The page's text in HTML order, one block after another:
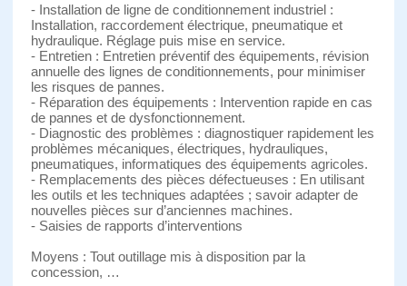
- Installation de ligne de conditionnement industriel :
Installation, raccordement électrique, pneumatique et
hydraulique. Réglage puis mise en service.
- Entretien : Entretien préventif des équipements, révision
annuelle des lignes de conditionnements, pour minimiser
les risques de pannes.
- Réparation des équipements : Intervention rapide en cas
de pannes et de dysfonctionnement.
- Diagnostic des problèmes : diagnostiquer rapidement les
problèmes mécaniques, électriques, hydrauliques,
pneumatiques, informatiques des équipements agricoles.
- Remplacements des pièces défectueuses : En utilisant
les outils et les techniques adaptées ; savoir adapter de
nouvelles pièces sur d’anciennes machines.
- Saisies de rapports d’interventions
Moyens : Tout outillage mis à disposition par la
concession, …